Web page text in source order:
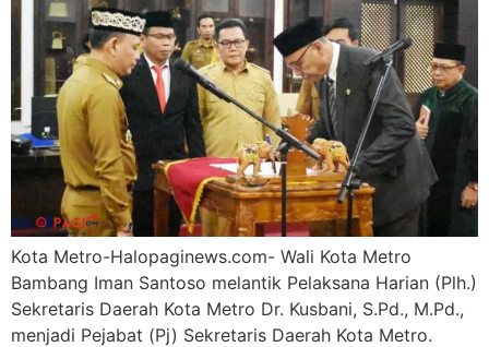
Kota Metro-Halopaginews.com- Wali Kota Metro
Bambang Iman Santoso melantik Pelaksana Harian (Plh.)
Sekretaris Daerah Kota Metro Dr. Kusbani, S.Pd., M.Pd.,
menjadi Pejabat (Pj) Sekretaris Daerah Kota Metro.